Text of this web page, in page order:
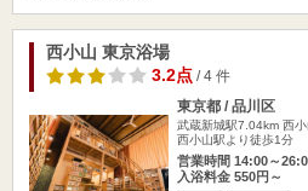
西小山 東京浴場
3.2点/ 4 件
東京都 / 品川区
武蔵新城駅7.04km 西
西小山駅より徒歩1分
営業時間 14:00～
入浴料金 550円～